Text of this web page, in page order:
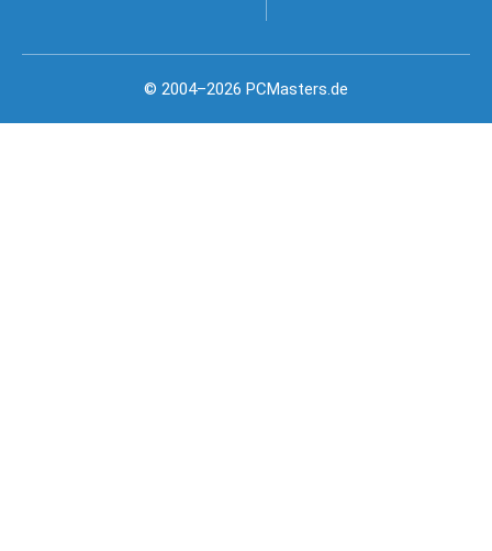
© 2004–2026 PCMasters.de